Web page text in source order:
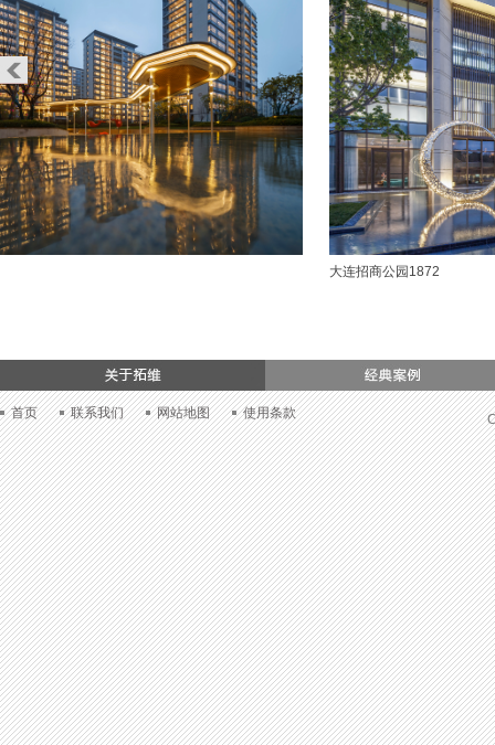
大连招商公园1872
首页 联系我们 网站地图 使用条款